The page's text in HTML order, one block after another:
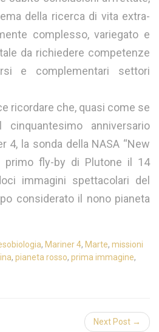
della ricerca di vita extra-
complesso, variegato e
da richiedere competenze
e complementari settori
ricordare che, quasi come se
anniversario
4, la sonda della NASA “New
primo fly-by di Plutone il 14
immagini spettacolari del
considerato il nono pianeta
, Mariner 4, Marte, missioni
, pianeta rosso, prima immagine,
Next Post →